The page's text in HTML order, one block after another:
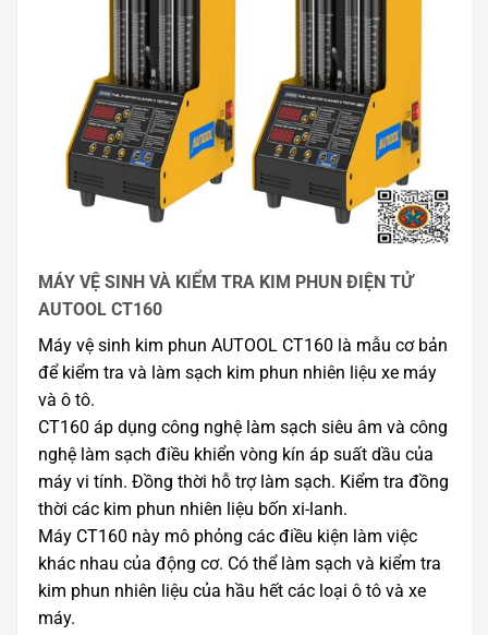
MÁY VỆ SINH VÀ KIỂM TRA KIM PHUN ĐIỆN TỬ
AUTOOL CT160
Máy vệ sinh kim phun AUTOOL CT160 là mẫu cơ bản
để kiểm tra và làm sạch kim phun nhiên liệu xe máy
và ô tô.
CT160 áp dụng công nghệ làm sạch siêu âm và công
nghệ làm sạch điều khiển vòng kín áp suất dầu của
máy vi tính. Đồng thời hỗ trợ làm sạch. Kiểm tra đồng
thời các kim phun nhiên liệu bốn xi-lanh.
Máy CT160 này mô phỏng các điều kiện làm việc
khác nhau của động cơ. Có thể làm sạch và kiểm tra
kim phun nhiên liệu của hầu hết các loại ô tô và xe
máy.